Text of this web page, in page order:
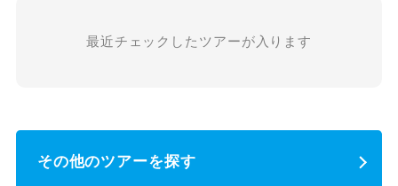
最近チェックしたツアーが入ります
その他のツアーを探す